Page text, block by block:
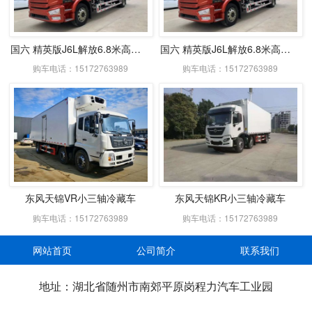
国六 精英版J6L解放6.8米高顶双卧冷藏车
购车电话：15172763989
国六 精英版J6L解放6.8米高顶双卧冷藏车
购车电话：15172763989
东风天锦VR小三轴冷藏车
购车电话：15172763989
东风天锦KR小三轴冷藏车
购车电话：15172763989
网站首页 公司简介 联系我们
地址：湖北省随州市南郊平原岗程力汽车工业园